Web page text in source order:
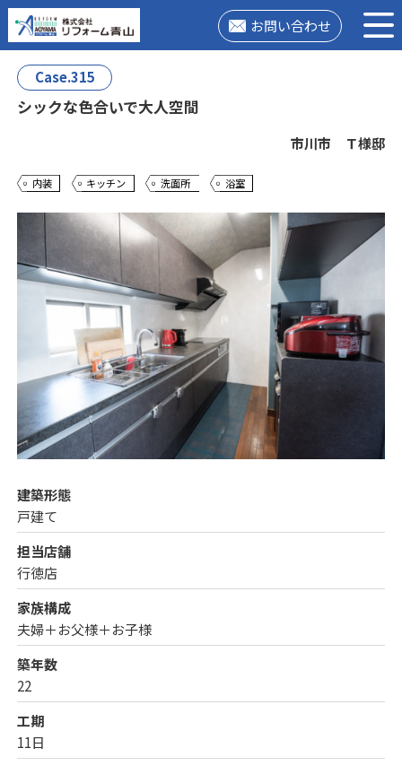
お問い合わせ
Case.315
シックな色合いで大人空間
市川市 Ｔ様邸
内装 キッチン 洗面所 浴室
建築形態
戸建て
担当店舗
行徳店
家族構成
夫婦＋お父様＋お子様
築年数
22
工期
11日